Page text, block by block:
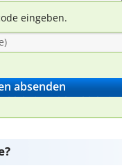
eingeben.